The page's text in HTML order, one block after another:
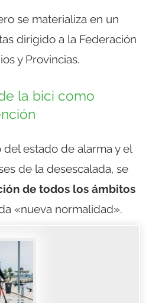
se materializa en un
dirigido a la Federación
y Provincias.
la bici como
estado de alarma y el
de la desescalada, se
de todos los ámbitos
«nueva normalidad».